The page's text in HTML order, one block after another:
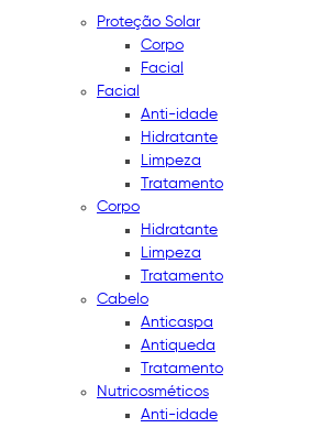
Proteção Solar
Corpo
Facial
Facial
Anti-idade
Hidratante
Limpeza
Tratamento
Corpo
Hidratante
Limpeza
Tratamento
Cabelo
Anticaspa
Antiqueda
Tratamento
Nutricosméticos
Anti-idade